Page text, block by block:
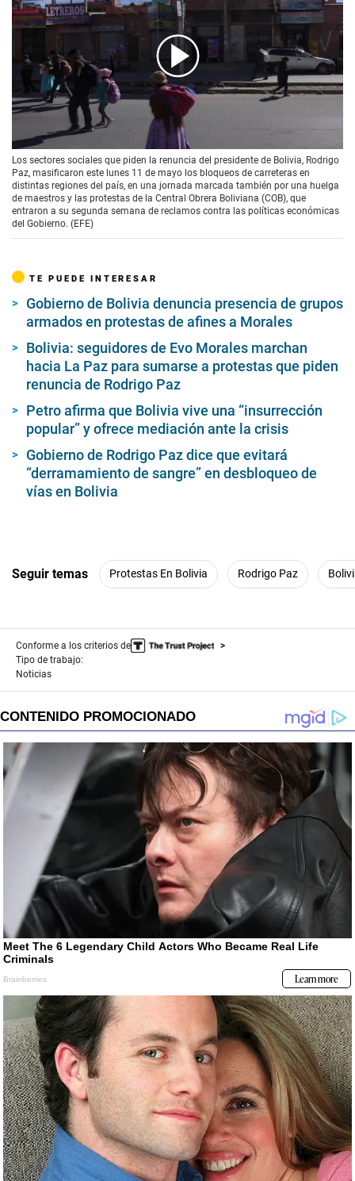
00:00
Los sectores sociales que piden la renuncia del presidente de Bolivia, Rodrigo
Paz, masificaron este lunes 11 de mayo los bloqueos de carreteras en
distintas regiones del país, en una jornada marcada también por una huelga
de maestros y las protestas de la Central Obrera Boliviana (COB), que
entraron a su segunda semana de reclamos contra las políticas económicas
del Gobierno. (EFE)
TE PUEDE INTERESAR
Gobierno de Bolivia denuncia presencia de grupos
armados en protestas de afines a Morales
Bolivia: seguidores de Evo Morales marchan
hacia La Paz para sumarse a protestas que piden
renuncia de Rodrigo Paz
Petro afirma que Bolivia vive una “insurrección
popular” y ofrece mediación ante la crisis
Gobierno de Rodrigo Paz dice que evitará
“derramamiento de sangre” en desbloqueo de
vías en Bolivia
Seguir temas Protestas En Bolivia Rodrigo Paz
Conforme a los criterios de
Tipo de trabajo:
Noticias